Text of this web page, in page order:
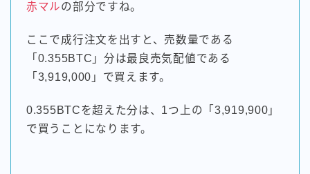
赤マルの部分ですね。
ここで成行注文を出すと、売数量である
「0.355BTC」分は最良売気配値である
「3,919,000」で買えます。
0.355BTCを超えた分は、1つ上の「3,919,900」
で買うことになります。